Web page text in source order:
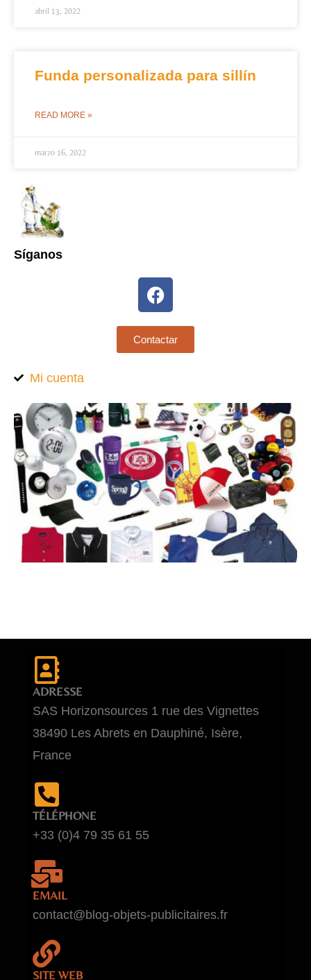
abril 13, 2022
Funda personalizada para sillín
READ MORE »
marzo 16, 2022
Síganos
Contactar
Mi cuenta
ADRESSE
SAS Horizonsources 1 rue des Vignettes
38490 Les Abrets en Dauphiné, Isère,
France
TÉLÉPHONE
+33 (0)4 79 35 61 55
EMAIL
contact@blog-objets-publicitaires.fr
SITE WEB